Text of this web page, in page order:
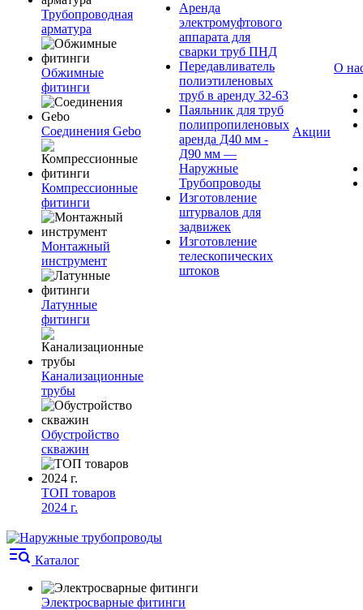
Трубопроводная
арматура
Обжимные
фитинги
Соединения Gebo
Компрессионные
фитинги
Монтажный
инструмент
Латунные
фитинги
Канализационные
трубы
Обустройство
скважин
ТОП товаров
2024 г.
Аренда
электромуфтового
аппарата для
сварки труб ПНД
Передавливатель
полиэтиленовых
труб в аренду 32-63
Паяльник для труб
полипропиленовых
аренда Д40 мм -
Д90 мм —
Наружные
Трубопроводы
Изготовление
штурвалов для
задвижек
Изготовление
телескопических
штоков
Акции
О
Каталог
Электросварные фитинги